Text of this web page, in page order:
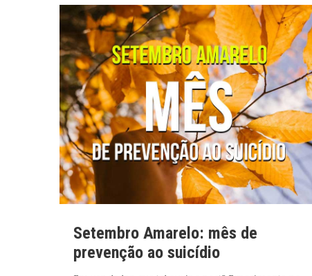
Setembro Amarelo: mês de
prevenção ao suicídio